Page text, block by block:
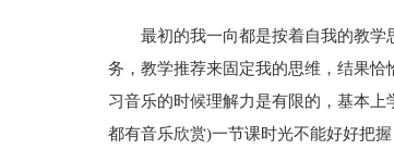
最初的我一向都是按着自我的教
务，教学推荐来固定我的思维，结果
习音乐的时候理解力是有限的，基本
都有音乐欣赏)一节课时光不能好好把